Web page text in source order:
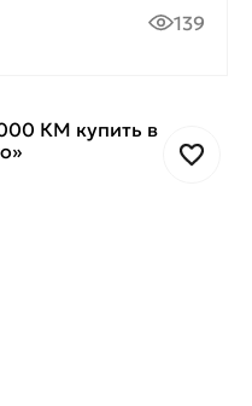
139